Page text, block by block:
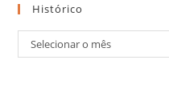
Histórico
Selecionar o mês